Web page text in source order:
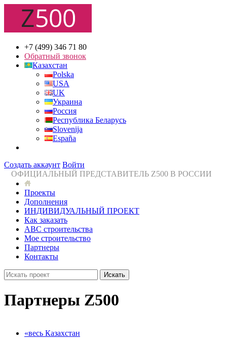
+7 (499) 346 71 80
Обратный звонок
Казахстан
Polska
USA
UK
Украина
Россия
Республика Беларусь
Slovenija
España
Создать аккаунт Войти
ОФИЦИАЛЬНЫЙ ПРЕДСТАВИТЕЛЬ Z500 В РОССИИ
Проекты
Дополнения
ИНДИВИДУАЛЬНЫЙ ПРОЕКТ
Как заказать
ABC строительства
Мое строительство
Партнеры
Контакты
Искать
Партнеры Z500
«весь Казахстан